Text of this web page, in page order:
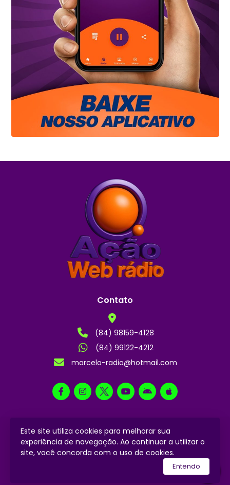
Este site utiliza cookies para melhorar sua
experiência de navegação. Ao continuar a utilizar o
site, você concorda com o uso de cookies.
Entendo
Contato
(84) 98159-4128
(84) 99122-4212
marcelo-radio@hotmail.com
2024 © Todos os direitos reservados.